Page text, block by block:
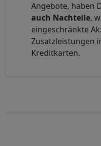
Angebote, haben
auch Nachteile,
eingeschränkte
Zusatzleistungen
Kreditkarten.